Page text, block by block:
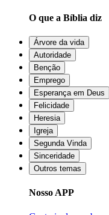
O que a Bíblia diz
Árvore da vida
Autoridade
Benção
Emprego
Esperança em Deus
Felicidade
Heresia
Igreja
Segunda Vinda
Sinceridade
Outros temas
Nosso APP